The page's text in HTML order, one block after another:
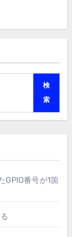
検
索
GPIO番号が1箇